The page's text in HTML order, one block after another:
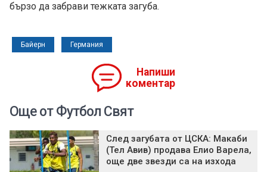
бързо да забрави тежката загуба.
Байерн Германия
Напиши
коментар
Още от Футбол Свят
След загубата от ЦСКА: Макаби
(Тел Авив) продава Елио Варела,
още две звезди са на изхода